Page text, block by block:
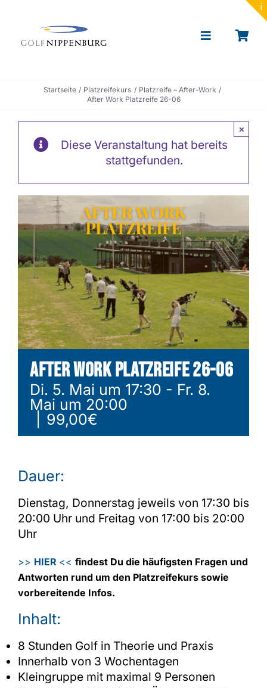
Toggle
Toptracer Range
Golf spielen
Restaurant & Events
News
Shop
Startseite Platzreifekurs
Platzreife – After-Work
After Work Platzreife 26-06
Diese Veranstaltung hat bereits
stattgefunden.
×
After Work Platzreife 26-06
Di. 5. Mai um 17:30 - Fr. 8.
Mai um 20:00
99,00€
Dauer:
Dienstag, Donnerstag jeweils von 17:30 bis
20:00 Uhr und Freitag von 17:00 bis 20:00
Uhr
>> HIER << findest Du die häufigsten Fragen und
Antworten rund um den Platzreifekurs sowie
vorbereitende Infos.
Inhalt:
8 Stunden Golf in Theorie und Praxis
Innerhalb von 3 Wochentagen
Kleingruppe mit maximal 9 Personen